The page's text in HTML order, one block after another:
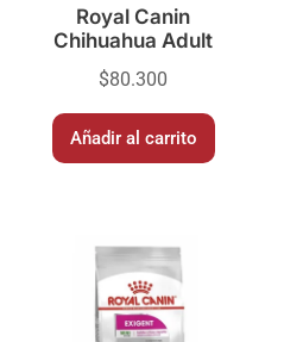
Royal Canin
Chihuahua Adult
$80.300
Añadir al carrito